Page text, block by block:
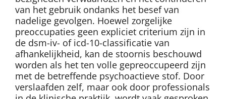
van het gebruik ondanks het besef van
nadelige gevolgen. Hoewel zorgelijke
preoccupaties geen expliciet criterium zijn in
de dsm-iv- of icd-10-classificatie van
afhankelijkheid, kan de stoornis beschouwd
worden als het ten volle gepreoccupeerd zijn
met de betreffende psychoactieve stof. Door
verslaafden zelf, maar ook door professionals